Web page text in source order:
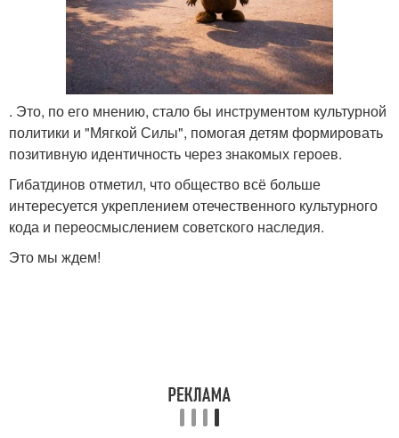
. Это, по его мнению, стало бы инструментом культурной
политики и "Мягкой Силы", помогая детям формировать
позитивную идентичность через знакомых героев.
Гибатдинов отметил, что общество всё больше
интересуется укреплением отечественного культурного
кода и переосмыслением советского наследия.
Это мы ждем!